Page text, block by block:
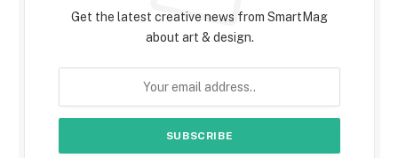
Get the latest creative news from SmartMag
about art & design.